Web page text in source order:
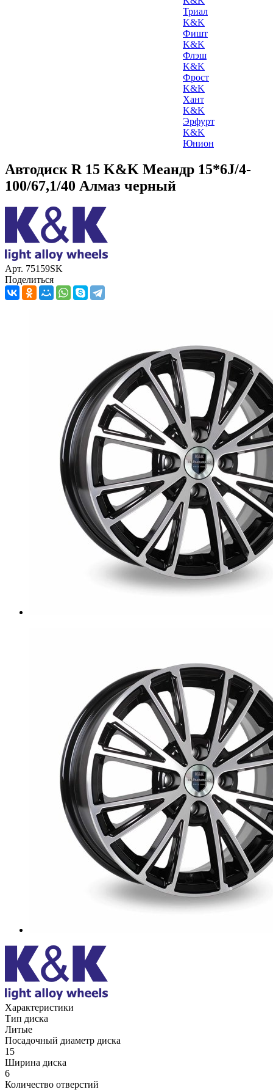
Триал
K&K
Фишт
K&K
Флэш
K&K
Фрост
K&K
Хант
K&K
Эрфурт
K&K
Юнион
Автодиск R 15 K&K Меандр 15*6J/4-
100/67,1/40 Алмаз черный
Арт. 75159SK
Поделиться
Характеристики
Тип диска
Литые
Посадочный диаметр диска
15
Ширина диска
6
Количество отверстий